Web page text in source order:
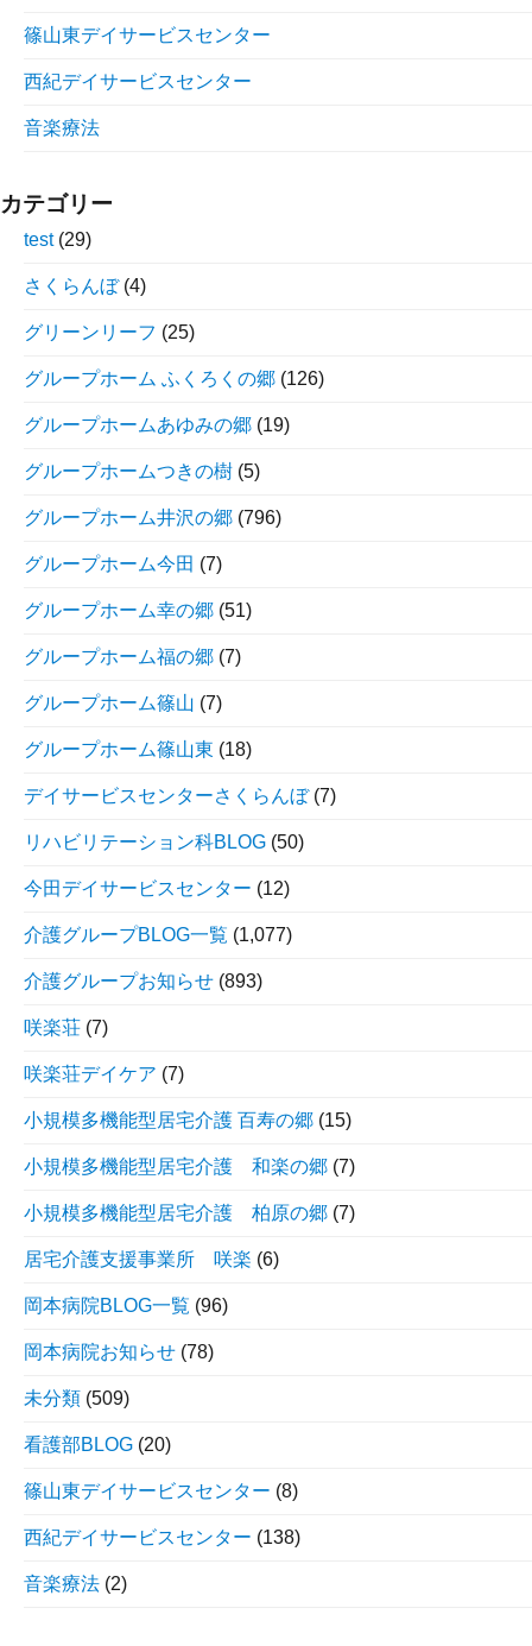
篠山東デイサービスセンター
西紀デイサービスセンター
音楽療法
カテゴリー
test(29)
さくらんぼ(4)
グリーンリーフ (25)
グループホーム ふくろくの郷 (126)
グループホームあゆみの郷 (19)
グループホームつきの樹 (5)
グループホーム井沢の郷 (796)
グループホーム今田 (7)
グループホーム幸の郷 (51)
グループホーム福の郷 (7)
グループホーム篠山 (7)
グループホーム篠山東 (18)
デイサービスセンターさくらんぼ(7)
リハビリテーション科BLOG (50)
今田デイサービスセンター (12)
介護グループBLOG一覧 (1,077)
介護グループお知らせ (893)
咲楽荘 (7)
咲楽荘デイケア (7)
小規模多機能型居宅介護 百寿の郷 (15)
小規模多機能型居宅介護 和楽の郷 (7)
小規模多機能型居宅介護 柏原の郷 (7)
居宅介護支援事業所 咲楽 (6)
岡本病院BLOG一覧 (96)
岡本病院お知らせ (78)
未分類 (509)
看護部BLOG (20)
篠山東デイサービスセンター (8)
西紀デイサービスセンター (138)
音楽療法 (2)